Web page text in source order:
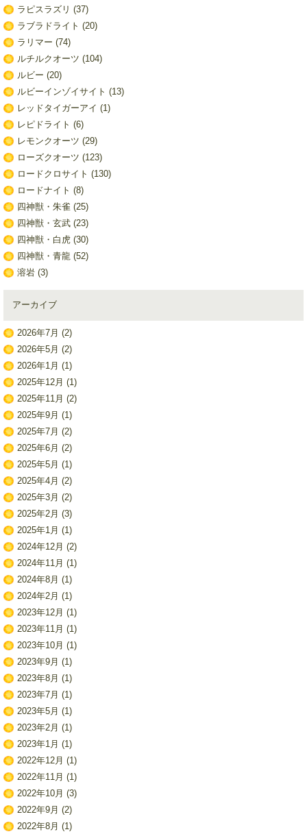
ラピスラズリ (37)
ラブラドライト (20)
ラリマー (74)
ルチルクオーツ (104)
ルビー (20)
ルビーインゾイサイト (13)
レッドタイガーアイ (1)
レピドライト (6)
レモンクオーツ (29)
ローズクオーツ (123)
ロードクロサイト (130)
ロードナイト (8)
四神獣・朱雀 (25)
四神獣・玄武(23)
四神獣・白虎(30)
四神獣・青龍 (52)
溶岩(3)
アーカイブ
2026年7月 (2)
2026年5月 (2)
2026年1月 (1)
2025年12月 (1)
2025年11月 (2)
2025年9月 (1)
2025年7月 (2)
2025年6月 (2)
2025年5月 (1)
2025年4月 (2)
2025年3月 (2)
2025年2月 (3)
2025年1月 (1)
2024年12月 (2)
2024年11月 (1)
2024年8月 (1)
2024年2月 (1)
2023年12月 (1)
2023年11月 (1)
2023年10月 (1)
2023年9月 (1)
2023年8月 (1)
2023年7月 (1)
2023年5月 (1)
2023年2月 (1)
2023年1月 (1)
2022年12月 (1)
2022年11月 (1)
2022年10月 (3)
2022年9月 (2)
2022年8月 (1)